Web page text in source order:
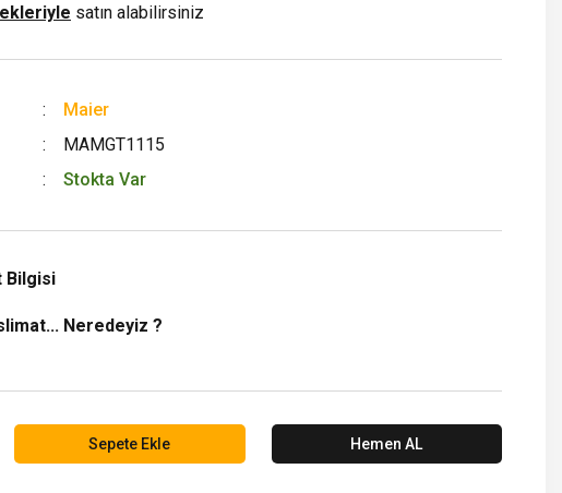
satın alabilirsiniz
Maier
MAMGT1115
Stokta Var
Bilgisi
Neredeyiz ?
Sepete Ekle Hemen AL